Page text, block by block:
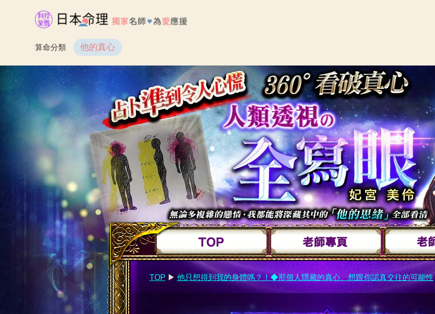
算命分類 他的真心
TOP ▶︎ 他只想得到我的身體嗎？！◆那個人隱藏的真心、想跟你認真交往的可能性